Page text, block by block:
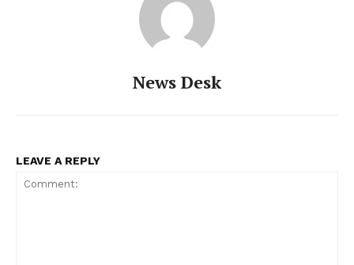
News Desk
LEAVE A REPLY